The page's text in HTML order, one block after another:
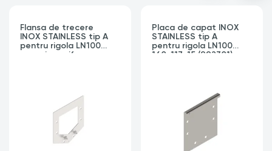
Flansa de trecere
INOX STAINLESS tip A
pentru rigola LN100
conexiune sifon
Placa de capat INOX
STAINLESS tip A
pentru rigola LN100
160x117x15 (992301)